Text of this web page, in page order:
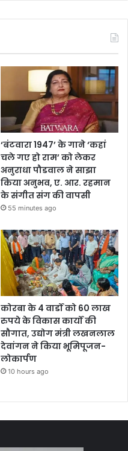
‘बंटवारा 1947’ के गाने ‘कहां
चले गए हो राम’ को लेकर
अनुराधा पौडवाल ने साझा
किया अनुभव, ए. आर. रहमान
के संगीत संग की वापसी
55 minutes ago
कोरबा के 4 वार्डों को 60 लाख
रुपये के विकास कार्यों की
सौगात, उद्योग मंत्री लखनलाल
देवांगन ने किया भूमिपूजन-
लोकार्पण
10 hours ago